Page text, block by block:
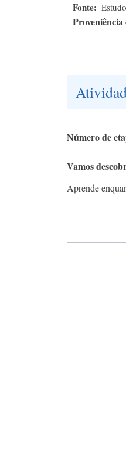
Fonte
Número de
Vamos
Aprende